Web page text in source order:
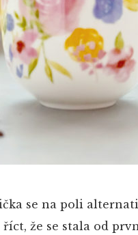
se na poli
že se stala od